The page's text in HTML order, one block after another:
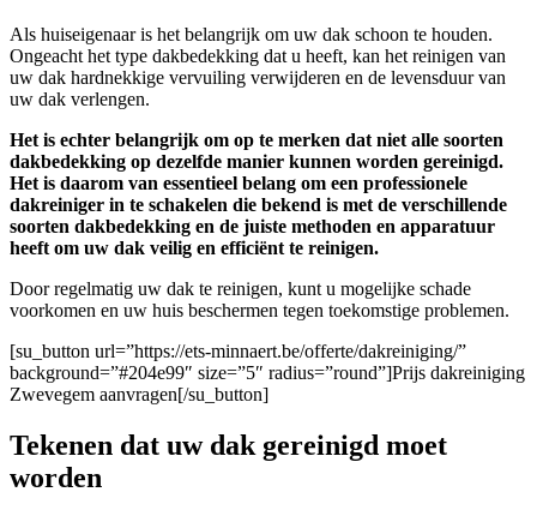
Als huiseigenaar is het belangrijk om uw dak schoon te houden.
Ongeacht het type dakbedekking dat u heeft, kan het reinigen van
uw dak hardnekkige vervuiling verwijderen en de levensduur van
uw dak verlengen.
Het is echter belangrijk om op te merken dat niet alle soorten
dakbedekking op dezelfde manier kunnen worden gereinigd.
Het is daarom van essentieel belang om een professionele
dakreiniger in te schakelen die bekend is met de verschillende
soorten dakbedekking en de juiste methoden en apparatuur
heeft om uw dak veilig en efficiënt te reinigen.
Door regelmatig uw dak te reinigen, kunt u mogelijke schade
voorkomen en uw huis beschermen tegen toekomstige problemen.
[su_button url=”https://ets-minnaert.be/offerte/dakreiniging/”
background=”#204e99″ size=”5″ radius=”round”]Prijs dakreiniging
Zwevegem aanvragen[/su_button]
Tekenen dat uw dak gereinigd moet
worden